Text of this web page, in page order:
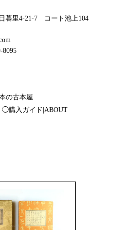
暮里4-21-7 コート池上104
8095
の古本屋
◯購入ガイド|ABOUT